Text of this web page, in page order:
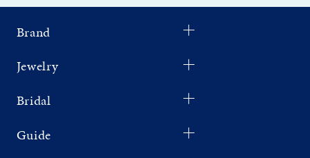
Brand
Jewelry
Bridal
Guide